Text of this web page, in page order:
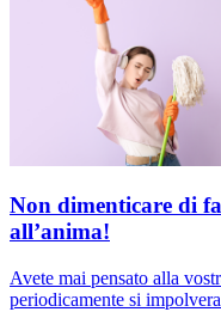
Non dimenticare di
all’anima!
Avete mai pensato alla
periodicamente si